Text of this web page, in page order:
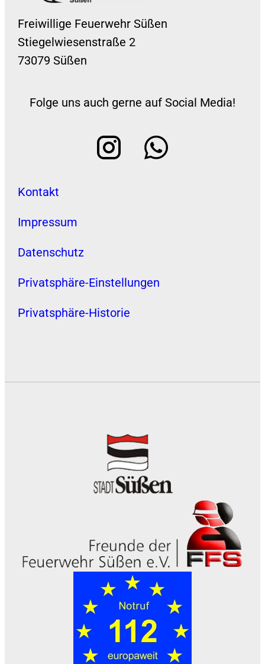
Freiwillige Feuerwehr Süßen
Stiegelwiesenstraße 2
73079 Süßen
Folge uns auch gerne auf Social Media!
Kontakt
Impressum
Datenschutz
Privatsphäre-Einstellungen
Privatsphäre-Historie